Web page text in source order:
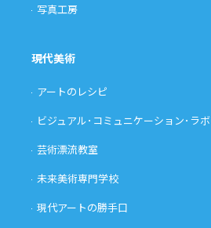
写真工房
現代美術
アートのレシピ
ビジュアル･コミュニケーション･ラボ
芸術漂流教室
未来美術専門学校
現代アートの勝手口